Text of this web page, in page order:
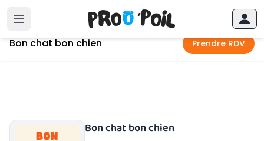
Accueil Villeneuve-Loubet›Bon chat bon chien
Bon chat bon chien Prendre RDV
Bon chat bon chien